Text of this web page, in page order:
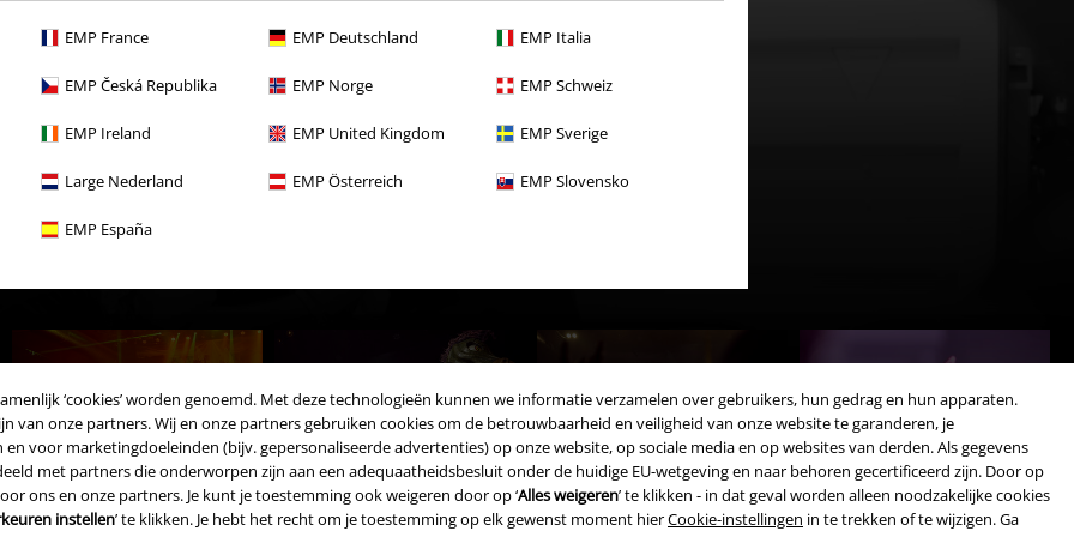
EMP France EMP Deutschland EMP Italia
EMP Česká Republika EMP Norge EMP Schweiz
EMP Ireland EMP United Kingdom EMP Sverige
Large Nederland EMP Österreich EMP Slovensko
EMP España
‘cookies’ worden genoemd. Met deze technologieën kunnen we informatie verzamelen over gebruikers, hun gedrag en hun apparaten.
van onze partners. Wij en onze partners gebruiken cookies om de betrouwbaarheid en veiligheid van onze website te garanderen, je
voor marketingdoeleinden (bijv. gepersonaliseerde advertenties) op onze website, op sociale media en op websites van derden. Als gegevens
met partners die onderworpen zijn aan een adequaatheidsbesluit onder de huidige EU-wetgeving en naar behoren gecertificeerd zijn. Door op
ons en onze partners. Je kunt je toestemming ook weigeren door op ‘Alles weigeren’ te klikken - in dat geval worden alleen noodzakelijke cookies
instellen’ te klikken. Je hebt het recht om je toestemming op elk gewenst moment hierCookie-instellingen in te trekken of te wijzigen. Ga
kortingen